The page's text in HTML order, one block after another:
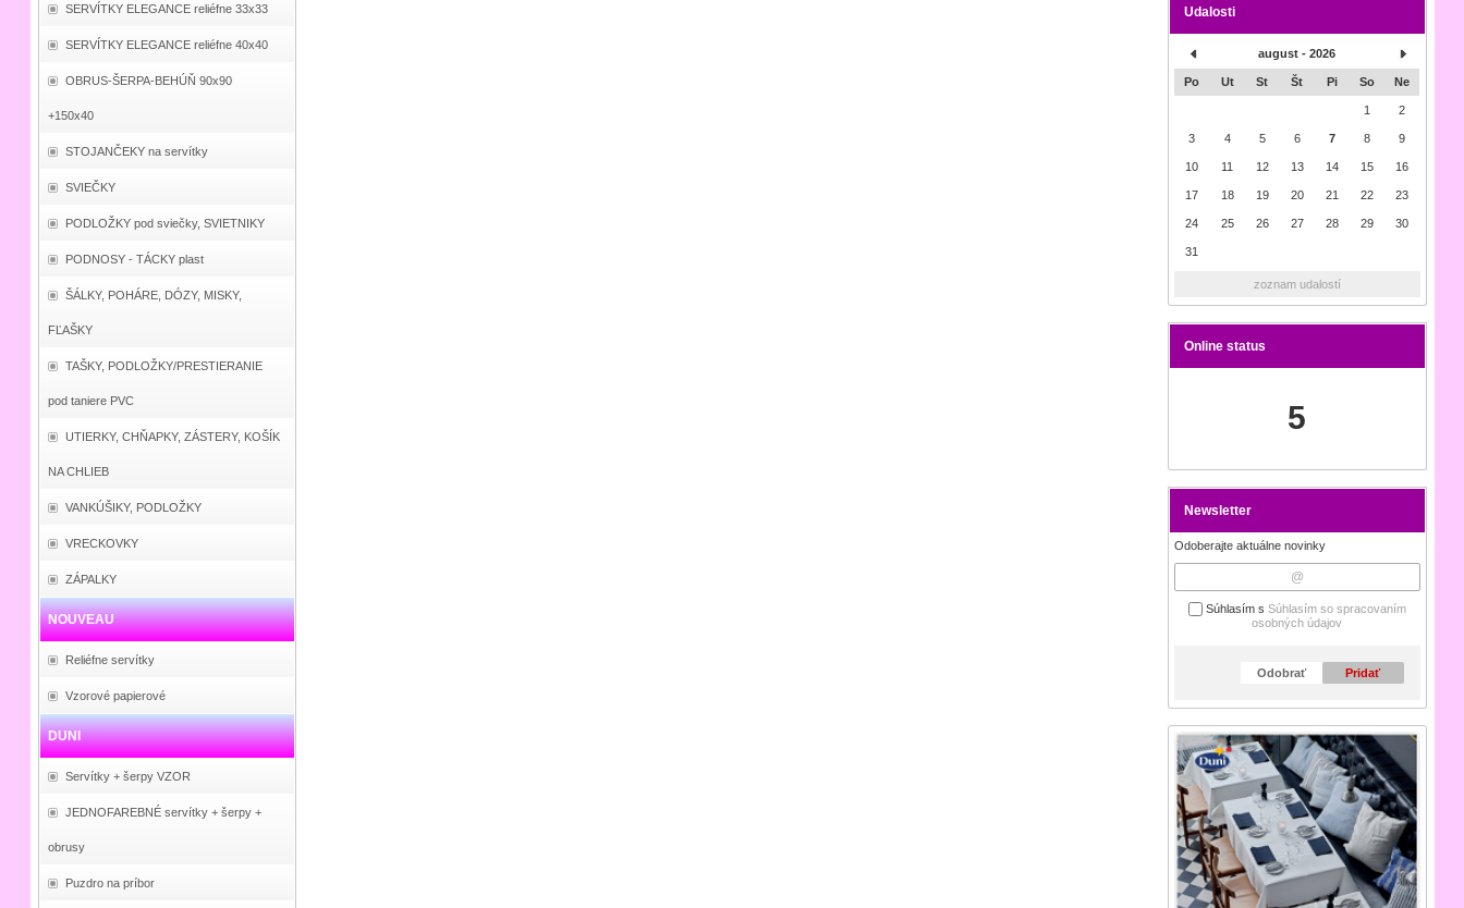
SERVÍTKY ELEGANCE reliéfne 33x33
SERVÍTKY ELEGANCE reliéfne 40x40
OBRUS-ŠERPA-BEHÚŇ 90x90
+150x40
STOJANČEKY na servítky
SVIEČKY
PODLOŽKY pod sviečky, SVIETNIKY
PODNOSY - TÁCKY plast
ŠÁLKY, POHÁRE, DÓZY, MISKY,
FĽAŠKY
TAŠKY, PODLOŽKY/PRESTIERANIE
pod taniere PVC
UTIERKY, CHŇAPKY, ZÁSTERY, KOŠÍK
NA CHLIEB
VANKÚŠIKY, PODLOŽKY
VRECKOVKY
ZÁPALKY
NOUVEAU
Reliéfne servítky
Vzorové papierové
DUNI
Servítky + šerpy VZOR
JEDNOFAREBNÉ servítky + šerpy +
obrusy
Puzdro na príbor
Udalosti
august - 2026
Po Ut St Št Pi So Ne
1 2
3 4 5 6 7 8 9
10 11 12 13 14 15 16
17 18 19 20 21 22 23
24 25 26 27 28 29 30
31
zoznam udalostí
Online status
5
Newsletter
Odoberajte aktuálne novinky
Súhlasím s Súhlasím so spracovaním
osobných údajov
Odobrať Pridať